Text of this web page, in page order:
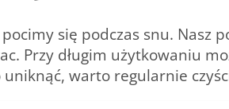
się podczas snu. Nasz
Przy długim użytkowaniu
warto regularnie